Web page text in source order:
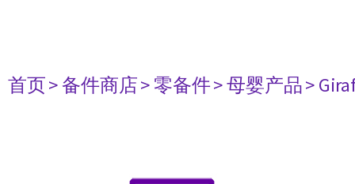
首页> 备件商店> 零备件> 母婴产品>